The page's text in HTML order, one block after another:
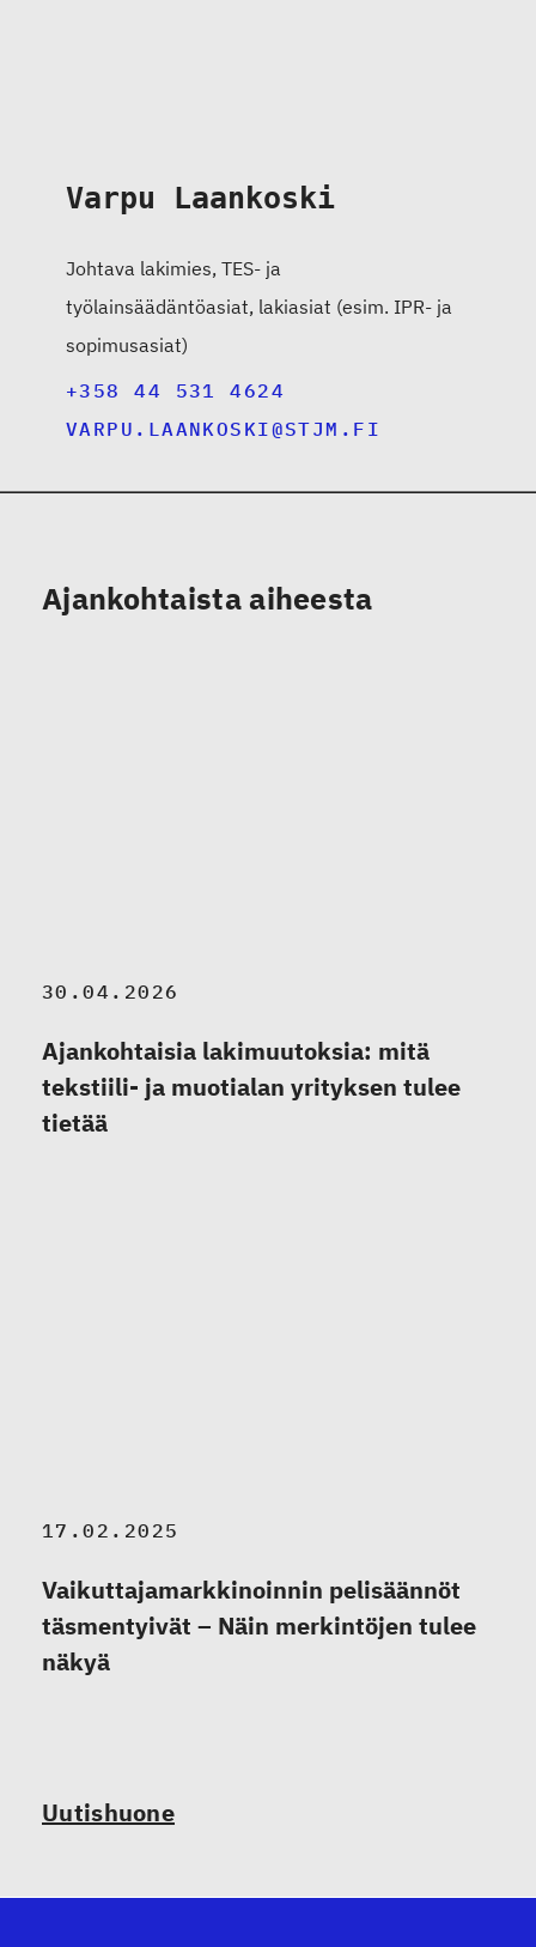
Varpu Laankoski
Johtava lakimies, TES- ja
työlainsäädäntöasiat, lakiasiat (esim. IPR- ja
sopimusasiat)
+358 44 531 4624
VARPU.LAANKOSKI@STJM.FI
Ajankohtaista aiheesta
30.04.2026
Ajankohtaisia lakimuutoksia: mitä
tekstiili- ja muotialan yrityksen tulee
tietää
17.02.2025
Vaikuttajamarkkinoinnin pelisäännöt
täsmentyivät – Näin merkintöjen tulee
näkyä
Uutishuone